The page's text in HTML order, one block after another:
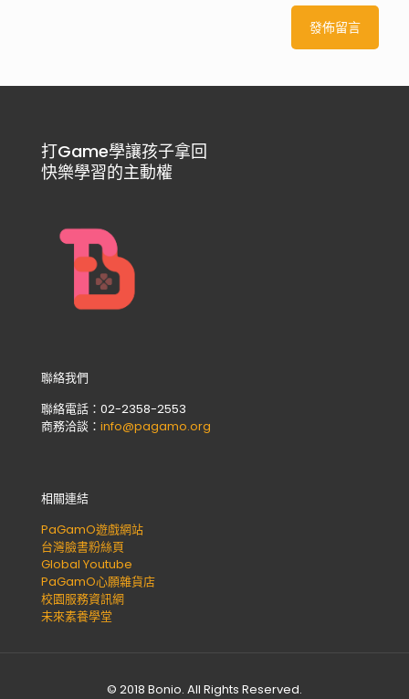
打Game學讓孩子拿回
快樂學習的主動權
聯絡我們
聯絡電話：02-2358-2553
商務洽談： info@pagamo.org
相關連結
PaGamO遊戲網站
台灣臉書粉絲頁
Global Youtube
PaGamO心願雜貨店
校園服務資訊網
未來素養學堂
© 2018 Bonio. All Rights Reserved.